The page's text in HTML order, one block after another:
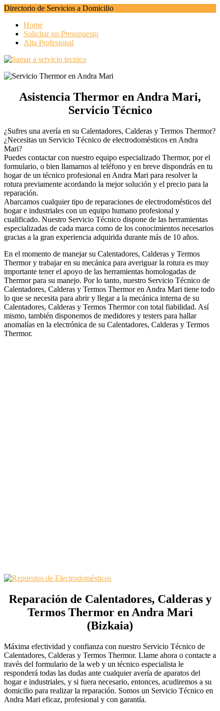
Directorio de Servicios a Domicilio
Home
Solicitar un Presupuesto
Alta Profesional
Asistencia Thermor en Andra Mari,
Servicio Técnico
¿Sufres una avería en su Calentadores, Calderas y Termos Thermor?
¿Necesitas un Servicio Técnico de electrodomésticos en Andra
Mari?
Puedes contactar con nuestro equipo especializado Thermor, por el
formulario, o bien llamarnos al teléfono y en breve dispondrás en tu
hogar de un técnico profesional en Andra Mari para resolver la
rotura previamente acordando la mejor solución y el precio para la
reparación.
Abarcamos cualquier tipo de reparaciones de electrodomésticos del
hogar e industriales con un equipo humano profesional y
cualificado. Nuestro Servicio Técnico dispone de las herramientas
especializadas de cada marca como de los conocimientos necesarios
gracias a la gran experiencia adquirida durante más de 10 años.
En el momento de manejar su Calentadores, Calderas y Termos
Thermor y trabajar en su mecánica para averiguar la rotura es muy
importante tener el apoyo de las herramientas homologadas de
Thermor para su manejo. Por lo tanto, nuestro Servicio Técnico de
Calentadores, Calderas y Termos Thermor en Andra Mari tiene todo
lo que se necesita para abrir y llegar a la mecánica interna de su
Calentadores, Calderas y Termos Thermor con total fiabilidad. Así
mismo, también disponemos de medidores y testers para hallar
anomalías en la electrónica de su Calentadores, Calderas y Termos
Thermor.
Reparación de Calentadores, Calderas y
Termos Thermor en Andra Mari
(Bizkaia)
Máxima efectividad y confianza con nuestro Servicio Técnico de
Calentadores, Calderas y Termos Thermor. Llame ahora o contacte a
través del formulario de la web y un técnico especialista le
responderá todas las dudas ante cualquier avería de aparatos del
hogar e industriales, y si fuera necesario, entonces, acudiremos a su
domicilio para realizar la reparación. Somos un Servicio Técnico en
Andra Mari eficaz, profesional y con garantía.